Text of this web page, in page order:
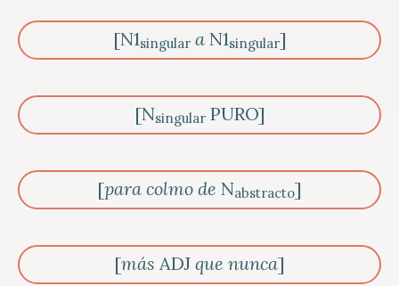
[N1singular aN1singular]
[NsingularPURO]
[para colmo de Nabstracto]
[más ADJ que nunca]